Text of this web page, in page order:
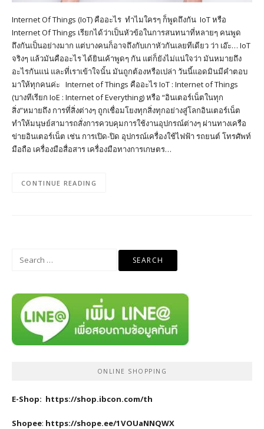
Internet Of Things (IoT) คืออะไร ทำไมใครๆ ก็พูดถึงกัน IoT หรือ
Internet Of Things เรียกได้ว่าเป็นหัวข้อในการสนทนาที่หลายๆ คนพูด
ถึงกันเป็นอย่างมาก แต่บางคนก็อาจถึงกับเกาหัวกันเลยทีเดียว ว่า เอ๊ะ… IoT
จริงๆ แล้วมันคืออะไร ได้ยินเค้าพูดๆ กัน แต่ก็ยังไม่แน่ใจว่า มันหมายถึง
อะไรกันแน่ และที่เราเข้าใจนั้น มันถูกต้องหรือเปล่า วันนี้แอดมินมีคำตอบ
มาให้ทุกคนค่ะ Internet of Things คืออะไร IoT : Internet of Things
(บางทีเรียก IoE : Internet of Everything) หรือ “อินเตอร์เน็ตในทุก
สิ่ง”หมายถึง การที่สิ่งต่างๆ ถูกเชื่อมโยงทุกสิ่งทุกอย่างสู่โลกอินเตอร์เน็ต
ทำให้มนุษย์สามารถสั่งการควบคุมการใช้งานอุปกรณ์ต่างๆ ผ่านทางเครือ
ข่ายอินเตอร์เน็ต เช่น การเปิด-ปิด อุปกรณ์เครื่องใช้ไฟฟ้า รถยนต์ โทรศัพท์
มือถือ เครื่องมือสื่อสาร เครื่องมือทางการเกษตร…
CONTINUE READING
Search
ONLINE SHOPPING
E-Shop: https://shop.ibcon.com/th
Shopee: https://shope.ee/1VOUaNNQWX